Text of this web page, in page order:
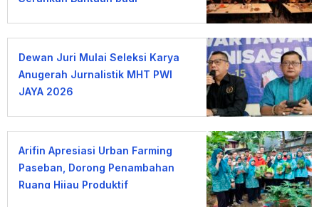
Dewan Juri Mulai Seleksi Karya
Anugerah Jurnalistik MHT PWI
JAYA 2026
Arifin Apresiasi Urban Farming
Paseban, Dorong Penambahan
Ruang Hijau Produktif